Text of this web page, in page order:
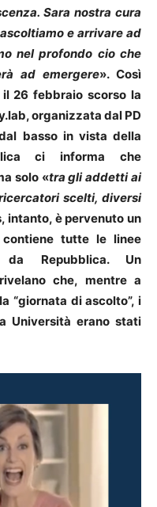
Sara nostra cura
e arrivare ad
nel profondo cio che
ad emergere». Così
il 26 febbraio scorso la
organizzata dal PD
basso in vista della
ci informa che
solo «tra gli addetti ai
scelti, diversi
intanto, è pervenuto un
tutte le linee
da Repubblica. Un
che, mentre a
“giornata di ascolto”, i
Università erano stati